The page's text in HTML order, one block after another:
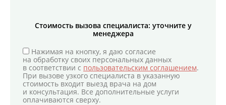
Стоимоcть вызова специалиста: уточните у
менеджера
Нажимая на кнопку, я даю согласие
на обработку своих персональных данных
в соответствии с пользовательским соглашением.
При вызове узкого специалиста в указанную
стоимость входит выезд врача на дом
и консультация. Все дополнительные услуги
оплачиваются сверху.